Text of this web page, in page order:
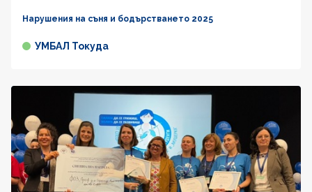
Нарушения на съня и бодърстването 2025
УМБАЛ Токуда